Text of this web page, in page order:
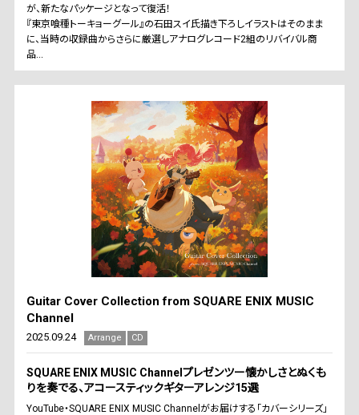
が、新たなパッケージとなって復活！
『東京喰種トーキョーグール』の石田スイ氏描き下ろしイラストはそのまま
に、当時の収録曲からさらに厳選しアナログレコード2組のリバイバル商
品...
Guitar Cover Collection from SQUARE ENIX MUSIC
Channel
2025.09.24 Arrange CD
SQUARE ENIX MUSIC Channelプレゼンツー懐かしさとぬくも
りを奏でる、アコースティックギターアレンジ15選
YouTube・SQUARE ENIX MUSIC Channelがお届けする「カバーシリーズ」